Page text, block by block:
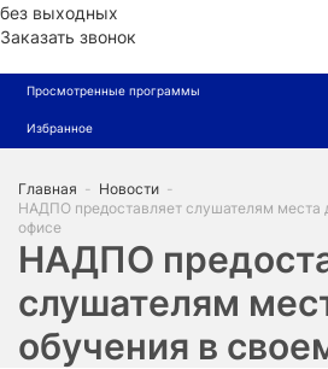
без выходных
Заказать звонок
Просмотренные программы
Избранное
Главная - Новости -
НАДПО предоставляет слушателям места
офисе
НАДПО
слушателям
обучения в